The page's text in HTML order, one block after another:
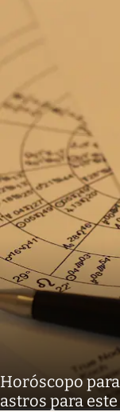
Horóscopo
astros para